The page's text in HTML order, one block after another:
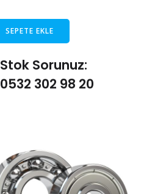
SEPETE EKLE
Stok Sorunuz:
0532 302 98 20